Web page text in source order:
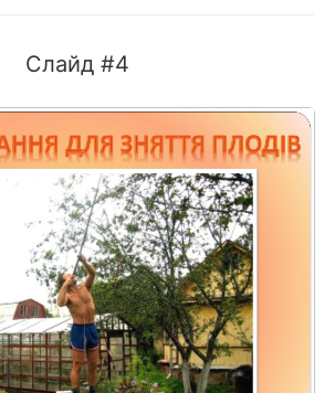
Слайд #4